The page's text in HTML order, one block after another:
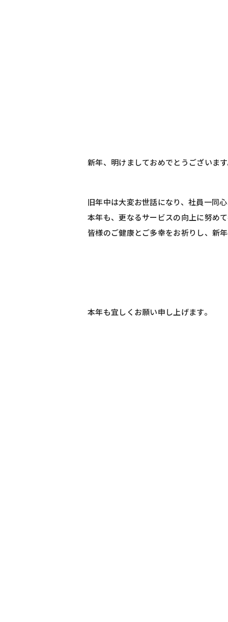
新年、明けましておめでとうございます
旧年中は大変お世話になり、社員一同心
本年も、更なるサービスの向上に努め
皆様のご健康とご多幸をお祈りし、新
本年も宜しくお願い申し上げます。